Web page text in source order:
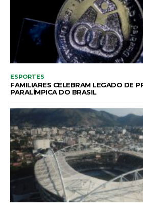
ESPORTES
FAMILIARES CELEBRAM LEGADO DE
PARALÍMPICA DO BRASIL